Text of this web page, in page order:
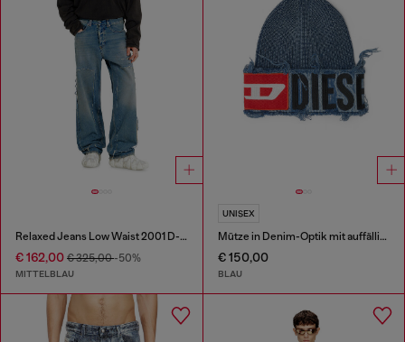
Relaxed Jeans Low Waist 2001 D-Macro
€ 162,00 € 325,00-50%
MITTELBLAU
UNISEX
Mütze in Denim-Optik mit auffälligem Patch-Detail
€ 150,00
BLAU